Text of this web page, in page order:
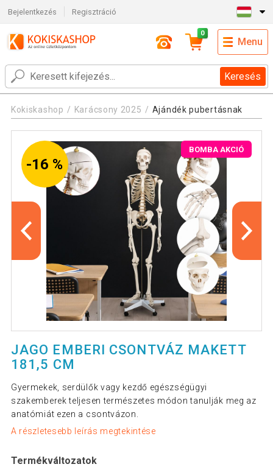
Bejelentkezés Regisztráció
Keresés
0
Menu
Kokiskashop Karácsony 2025 Ajándék pubertásnak
-16 %
BOMBA AKCIÓ
JAGO EMBERI CSONTVÁZ MAKETT
181,5 CM
Gyermekek, serdülők vagy kezdő egészségügyi
szakemberek teljesen természetes módon tanulják meg az
anatómiát ezen a csontvázon.
A részletesebb leírás megtekintése
Termékváltozatok